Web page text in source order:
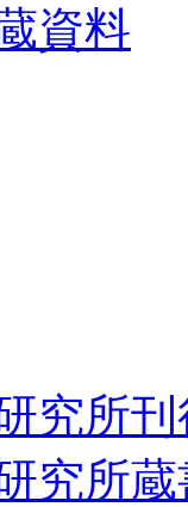
資料
究所
究所